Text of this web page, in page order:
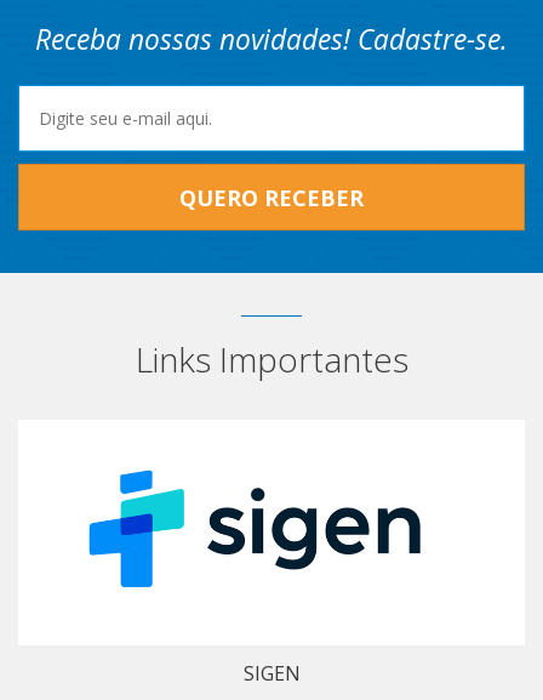
Receba nossas novidades! Cadastre-se.
QUERO RECEBER
Links Importantes
SIGEN